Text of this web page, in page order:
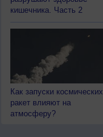
кишечника. Часть 2
Как запуски космических
ракет влияют на
атмосферу?